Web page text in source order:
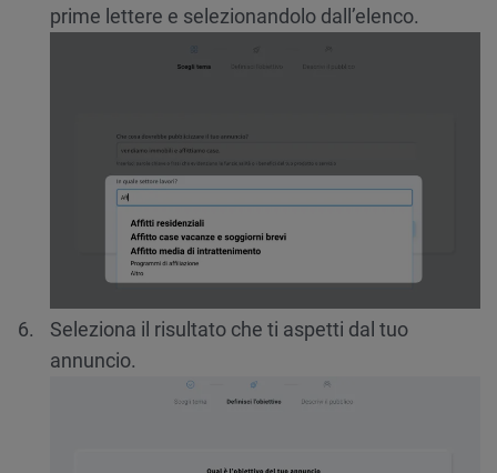
prime lettere e selezionandolo dall’elenco.
Seleziona il risultato che ti aspetti dal tuo
annuncio.